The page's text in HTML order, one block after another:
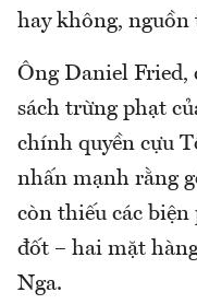
hay không,
Ông Daniel Fried,
sách trừng phạt
chính quyền cựu
nhấn mạnh rằng
còn thiếu các
đốt – hai mặt
Nga.